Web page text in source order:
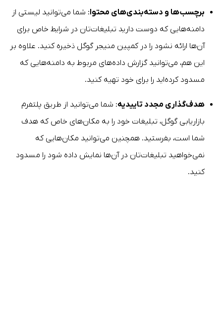
برچسب‌ها و دسته‌بندی‌های محتوا: شما می‌توانید لیستی از
دامنه‌هایی که دوست دارید تبلیغات‌تان در شرایط خاص برای
آن‌ها ارائه نشود را در کمپین منیجر گوگل ذخیره کنید. علاوه بر
این هم، می‌توانید گزارش داده‌های مربوط به دامنه‌هایی که
مسدود کرده‌اید را برای خود تهیه کنید.
هدف‌گذاری مجدد تاییدیه: شما می‌توانید از طریق پلتفرم
بازاریابی گوگل، تبلیغات خود را به مکان‌های خاص که هدف
شما است، بفرستید. همچنین می‌توانید مکان‌هایی که
نمی‌خواهید تبلیغات‌تان در آن‌ها نمایش داده شود را مسدود
کنید.